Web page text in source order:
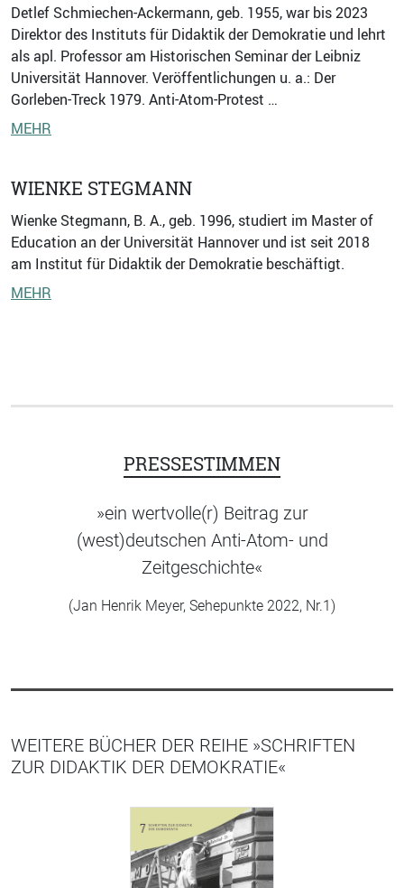
Detlef Schmiechen-Ackermann, geb. 1955, war bis 2023
Direktor des Instituts für Didaktik der Demokratie und lehrt
als apl. Professor am Historischen Seminar der Leibniz
Universität Hannover. Veröffentlichungen u. a.: Der
Gorleben-Treck 1979. Anti-Atom-Protest …
MEHR
WIENKE STEGMANN
Wienke Stegmann, B. A., geb. 1996, studiert im Master of
Education an der Universität Hannover und ist seit 2018
am Institut für Didaktik der Demokratie beschäftigt.
MEHR
PRESSESTIMMEN
»ein wertvolle(r) Beitrag zur
(west)deutschen Anti-Atom- und
Zeitgeschichte«
(Jan Henrik Meyer, Sehepunkte 2022, Nr.1)
WEITERE BÜCHER DER REIHE »SCHRIFTEN
ZUR DIDAKTIK DER DEMOKRATIE«